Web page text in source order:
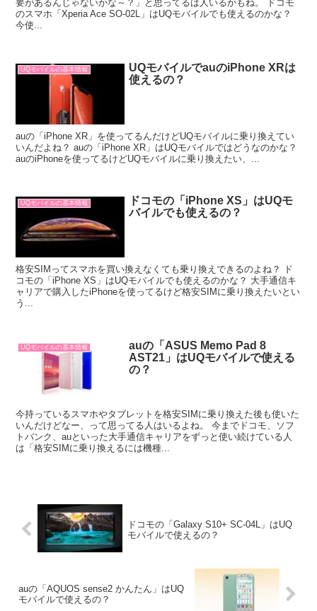
要があるんじゃないかな～？」と思ってるは人いるかもね。 ドコモ
のスマホ「Xperia Ace SO-02L」はUQモバイルでも使えるのかな？
今使...
UQモバイルの基本情報
UQモバイルでauのiPhone XRは
使えるの？
auの「iPhone XR」を使ってるんだけどUQモバイルに乗り換えてい
いんだよね？ auの「iPhone XR」はUQモバイルではどうなのかな？
auのiPhoneを使ってるけどUQモバイルに乗り換えたい、...
UQモバイルの基本情報
ドコモの「iPhone XS」はUQモ
バイルでも使えるの？
格安SIMってスマホを買い換えなくても乗り換えできるのよね？ ド
コモの「iPhone XS」はUQモバイルでも使えるのかな？ 大手通信キ
ャリアで購入したiPhoneを使ってるけど格安SIMに乗り換えたいとい
う...
UQモバイルの基本情報
auの「ASUS Memo Pad 8
AST21」はUQモバイルで使える
の？
今持っているスマホやタブレットを格安SIMに乗り換えた後も使いた
いんだけどなー、って思ってる人はいるよね。 今までドコモ、ソフ
トバンク、auといった大手通信キャリアをずっと使い続けている人
は「格安SIMに乗り換えるには機種...
ドコモの「Galaxy S10+ SC-04L」はUQ
モバイルで使えるの？
auの「AQUOS sense2 かんたん」はUQ
モバイルで使えるの？